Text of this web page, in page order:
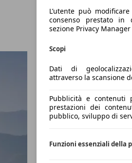
L’utente può
consenso prestato in
sezione Privacy
Scopi
Dati di
attraverso la scansione
Pubblicità e contenuti
prestazioni dei
pubblico, sviluppo di
Funzioni essenziali della